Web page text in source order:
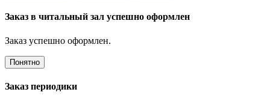
Заказ в читальный зал успешно оформлен
Заказ успешно оформлен.
Понятно
Заказ периодики